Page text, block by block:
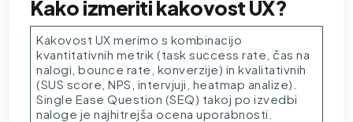
Kako izmeriti kakovost UX?
Kakovost UX merimo s kombinacijo
kvantitativnih metrik (task success rate, čas na
nalogi, bounce rate, konverzije) in kvalitativnih
(SUS score, NPS, intervjuji, heatmap analize).
Single Ease Question (SEQ) takoj po izvedbi
naloge je najhitrejša ocena uporabnosti.